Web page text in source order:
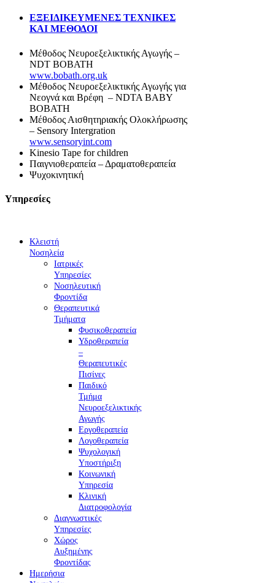
ΕΞΕΙΔΙΚΕΥΜΕΝΕΣ ΤΕΧΝΙΚΕΣ
ΚΑΙ ΜΕΘΟΔΟΙ
Μέθοδος Νευροεξελικτικής Αγωγής –
NDT BOBATH
www.bobath.org.uk
Μέθοδος Νευροεξελικτικής Αγωγής για
Νεογνά και Βρέφη – NDTA BABY
BOBATH
Μέθοδος Αισθητηριακής Ολοκλήρωσης
– Sensory Intergration
www.sensoryint.com
Kinesio Tape for children
Παιγνιοθεραπεία – Δραματοθεραπεία
Ψυχοκινητική
Υπηρεσίες
Κλειστή
Νοσηλεία
Ιατρικές
Υπηρεσίες
Νοσηλευτική
Φροντίδα
Θεραπευτικά
Τμήματα
Φυσικοθεραπεία
Υδροθεραπεία
–
Θεραπευτικές
Πισίνες
Παιδικό
Τμήμα
Νευροεξελικτικής
Αγωγής
Εργοθεραπεία
Λογοθεραπεία
Ψυχολογική
Υποστήριξη
Κοινωνική
Υπηρεσία
Κλινική
Διατροφολογία
Διαγνωστικές
Υπηρεσίες
Χώρος
Αυξημένης
Φροντίδας
Ημερήσια